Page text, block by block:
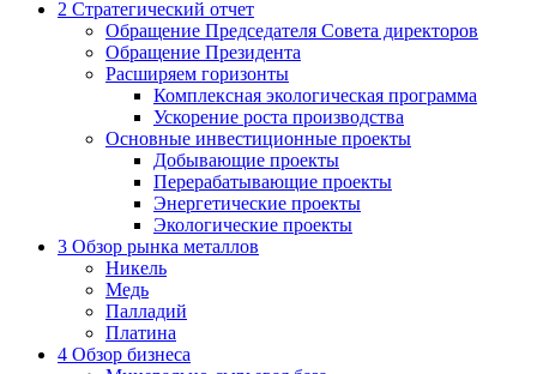
2 Стратегический отчет
Обращение Председателя Совета директоров
Обращение Президента
Расширяем горизонты
Комплексная экологическая программа
Ускорение роста производства
Основные инвестиционные проекты
Добывающие проекты
Перерабатывающие проекты
Энергетические проекты
Экологические проекты
3 Обзор рынка металлов
Никель
Медь
Палладий
Платина
4 Обзор бизнеса